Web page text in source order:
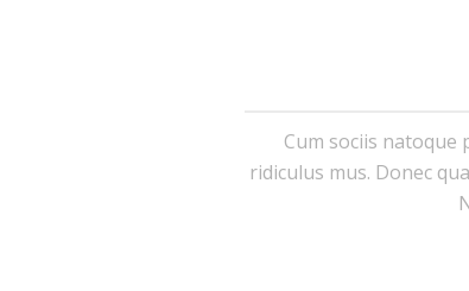
Cum sociis
ridiculus mus. Donec